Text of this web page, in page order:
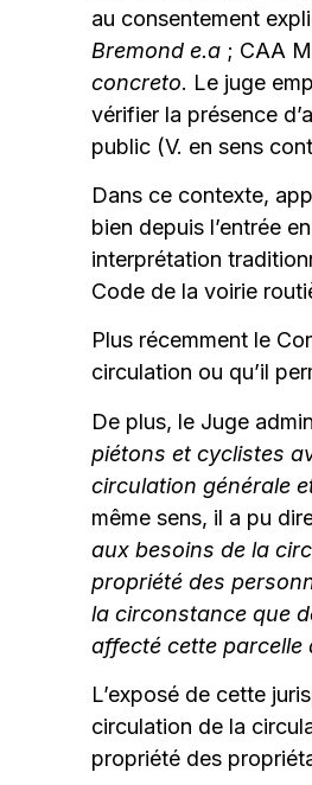
au consentement
Bremond e.a ; CAA
concreto. Le juge
vérifier la présence
public (V. en sens
Dans ce contexte,
bien depuis l’entrée
interprétation
Code de la voirie
Plus récemment le
circulation ou qu’il
De plus, le Juge
piétons et cyclistes
circulation générale
même sens, il a pu
aux besoins de la
propriété des
la circonstance que
affecté cette parcelle
L’exposé de cette
circulation de la
propriété des